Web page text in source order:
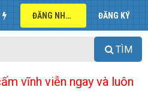
ĐĂNG NHẬP ĐĂNG KÝ
TÌM
vĩnh viễn ngay và luôn